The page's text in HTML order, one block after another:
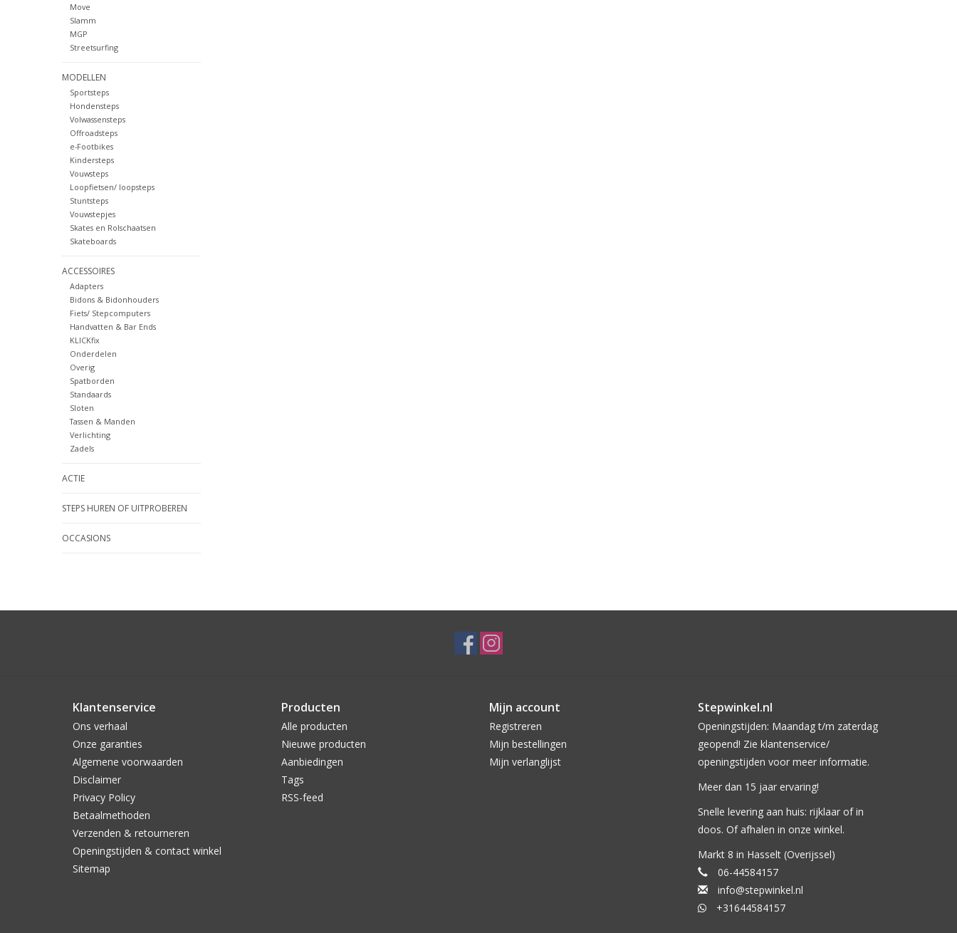
Move
Slamm
MGP
Streetsurfing
MODELLEN
Sportsteps
Hondensteps
Volwassensteps
Offroadsteps
e-Footbikes
Kindersteps
Vouwsteps
Loopfietsen/ loopsteps
Stuntsteps
Vouwstepjes
Skates en Rolschaatsen
Skateboards
ACCESSOIRES
Adapters
Bidons & Bidonhouders
Fiets/ Stepcomputers
Handvatten & Bar Ends
KLICKfix
Onderdelen
Overig
Spatborden
Standaards
Sloten
Tassen & Manden
Verlichting
Zadels
ACTIE
STEPS HUREN OF UITPROBEREN
OCCASIONS
Klantenservice
Ons verhaal
Onze garanties
Algemene voorwaarden
Disclaimer
Privacy Policy
Betaalmethoden
Verzenden & retourneren
Openingstijden & contact winkel
Sitemap
Producten
Alle producten
Nieuwe producten
Aanbiedingen
Tags
RSS-feed
Mijn account
Registreren
Mijn bestellingen
Mijn verlanglijst
Stepwinkel.nl
Openingstijden: Maandag t/m zaterdag
geopend! Zie klantenservice/
openingstijden voor meer informatie.
Meer dan 15 jaar ervaring!
Snelle levering aan huis: rijklaar of in
doos. Of afhalen in onze winkel.
Markt 8 in Hasselt (Overijssel)
06-44584157
info@stepwinkel.nl
+31644584157